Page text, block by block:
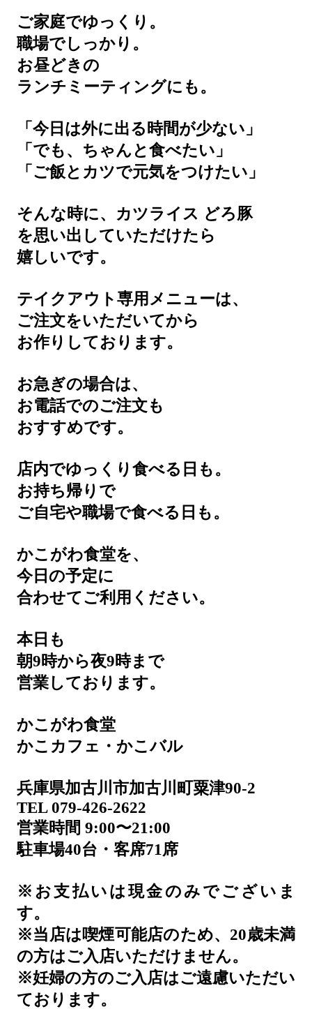
ご家庭でゆっくり。
職場でしっかり。
お昼どきの
ランチミーティングにも。
「今日は外に出る時間が少ない」
「でも、ちゃんと食べたい」
「ご飯とカツで元気をつけたい」
そんな時に、カツライス どろ豚
を思い出していただけたら
嬉しいです。
テイクアウト専用メニューは、
ご注文をいただいてから
お作りしております。
お急ぎの場合は、
お電話でのご注文も
おすすめです。
店内でゆっくり食べる日も。
お持ち帰りで
ご自宅や職場で食べる日も。
かこがわ食堂を、
今日の予定に
合わせてご利用ください。
本日も
朝9時から夜9時まで
営業しております。
かこがわ食堂
かこカフェ・かこバル
兵庫県加古川市加古川町粟津90-2
TEL 079-426-2622
営業時間 9:00〜21:00
駐車場40台・客席71席
※お支払いは現金のみでございま
す。
※当店は喫煙可能店のため、20歳未満
の方はご入店いただけません。
※妊婦の方のご入店はご遠慮いただい
ております。